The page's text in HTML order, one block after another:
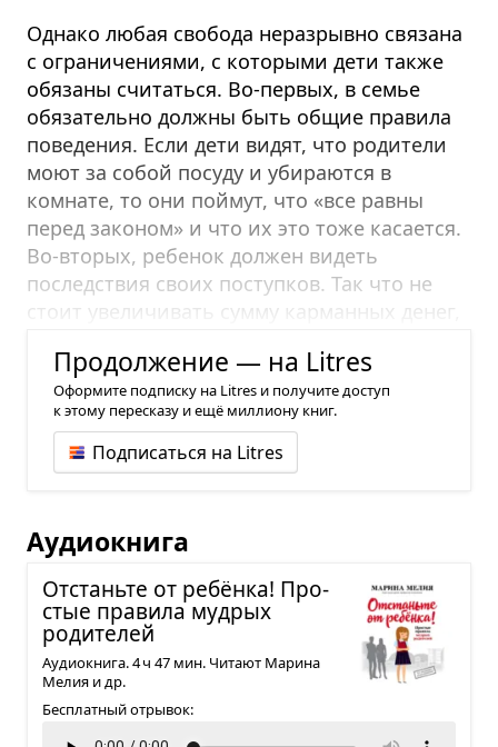
Однако любая свобода неразрывно связана
с ограничениями, с которыми дети также
обязаны считаться. Во-первых, в семье
обязательно должны быть общие правила
поведения. Если дети видят, что родители
моют за собой посуду и убираются в
комнате, то они поймут, что «все равны
перед законом» и что их это тоже касается.
Во-вторых, ребенок должен видеть
последствия своих поступков. Так что не
стоит увеличивать сумму карманных денег,
Продолжение — на Litres
Оформите подписку на Litres и получите доступ
к этому пересказу и ещё миллиону книг.
Подписаться на Litres
Аудиокнига
Отстаньте от ребёнка! Про­
стые пра­вила муд­рых
роди­те­лей
Аудиокнига. 4 ч 47 мин. Читают Марина
Мелия и др.
Бесплатный отрывок: